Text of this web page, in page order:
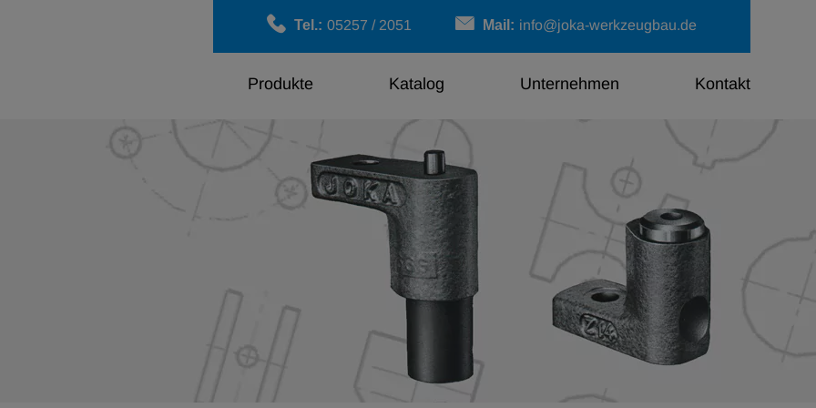
Tel.: 05257 / 2051 Mail: info@​joka-​werkzeugbau.​de
Pro­duk­te Ka­ta­log Un­ter­neh­men Kon­takt